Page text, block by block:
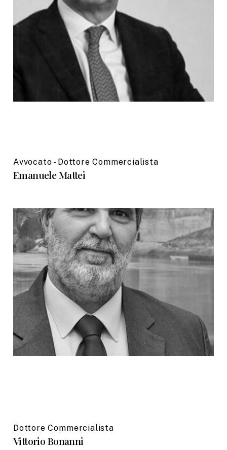
Avvocato - Dottore Commercialista
Emanuele Mattei
Dottore Commercialista
Vittorio Bonanni